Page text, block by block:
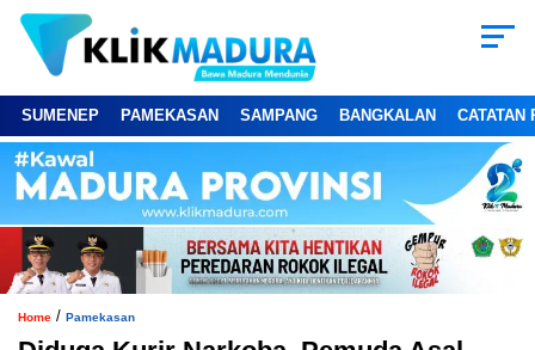
SUMENEP PAMEKASAN SAMPANG BANGKALAN CATATAN
Home / Pamekasan